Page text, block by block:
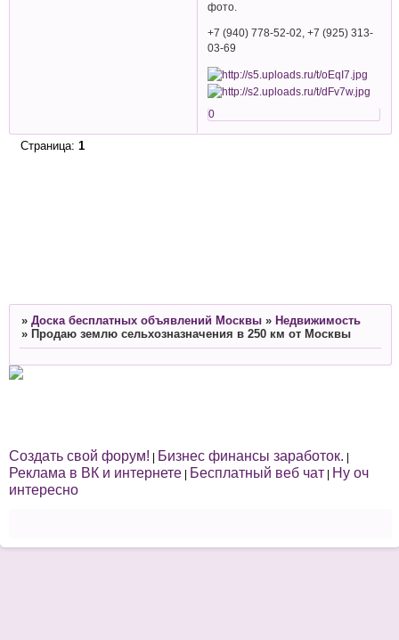
фото.
+7 (940) 778-52-02, +7 (925) 313-
03-69
0
Страница: 1
» Доска бесплатных объявлений Москвы » Недвижимость
» Продаю землю сельхозназначения в 250 км от Москвы
Создать свой форум! | Бизнес финансы заработок. |
Реклама в ВК и интернете | Бесплатный веб чат | Ну оч
интересно